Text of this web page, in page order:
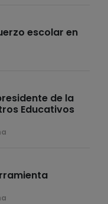
escolar en
de la
Educativos